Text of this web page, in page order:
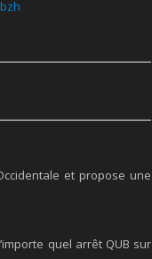
et propose une
quel arrêt QUB sur